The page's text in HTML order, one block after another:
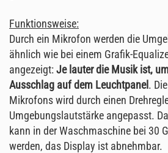
Funktionsweise:
Durch ein Mikrofon werden die
ähnlich wie bei einem Grafik-
angezeigt: Je lauter die Musik ist,
Ausschlag auf dem Leuchtpanel.
Mikrofons wird durch einen
Umgebungslautstärke angepasst.
kann in der Waschmaschine bei 30
werden, das Display ist abnehmbar.